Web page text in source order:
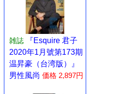
雑誌
『Esquire 君子
2020年1月號第173期
温昇豪（台湾版）』
男性風尚 価格 2,897円